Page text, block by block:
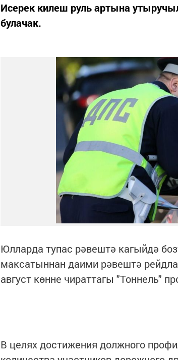
Исерек килеш руль артына
булачак.
Юлларда тупас рәвештә кагыйдә
максатыннан даими рәвештә
август көнне чираттагы "Тоннель"
В целях достижения должного